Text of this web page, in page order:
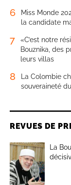
6
Miss Monde
la candidate
7
«C’est notre
Bouznika, des
leurs villas
8
La Colombie
souveraineté
REVUES DE
La